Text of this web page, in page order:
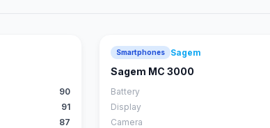
90
91
87
Smartphones Sagem
Sagem MC 3000
Battery
Display
Camera